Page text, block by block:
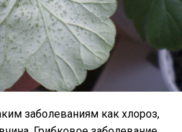
заболеваниям как хлороз,